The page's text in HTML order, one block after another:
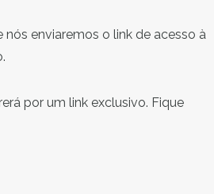
enviaremos o link de acesso à
por um link exclusivo. Fique